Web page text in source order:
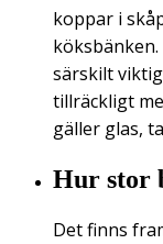
koppar i
särskilt
tillräckligt
gäller glas,
Hur stor
Det finns